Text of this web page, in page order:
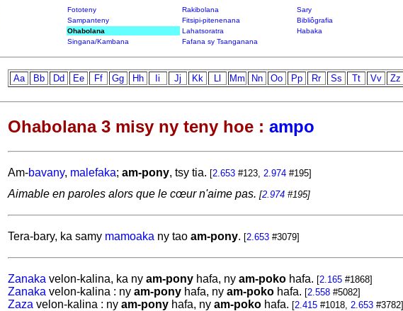
Fototeny Rakibolana Sary
Sampanteny Fitsipi-pitenenana Bibliôgrafia
Ohabolana Lahatsoratra Habaka
Singana/Kambana Fafana sy Tsanganana
Aa Bb Dd Ee Ff Gg Hh Ii Jj Kk Ll Mm Nn Oo Pp Rr Ss Tt Vv Zz
Ohabolana 3 misy ny teny hoe : ampo
Am-bavany, malefaka; am-pony, tsy tia. [2.653#123, 2.974#195]
Aimable en paroles alors que le cœur n'aime pas. [2.974#195]
Tera-bary, ka samy mamoaka ny tao am-pony. [2.653#3079]
Zanaka velon-kalina, ka ny am-ponyhafa, ny am-pokohafa. [2.165#1868]
Zanaka velon-kalina : ny am-ponyhafa, ny am-pokohafa. [2.558#5082]
Zaza velon-kalina : ny am-ponyhafa, ny am-pokohafa. [2.415#1018, 2.653#3782]